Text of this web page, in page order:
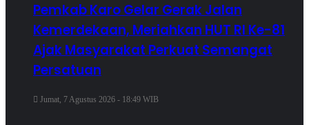
Pemkab Karo Gelar Gerak Jalan
Kemerdekaan, Meriahkan HUT RI Ke-81
Ajak Masyarakat Perkuat Semangat
Persatuan
Jumat, 7 Agustus 2026 - 18:49 WIB